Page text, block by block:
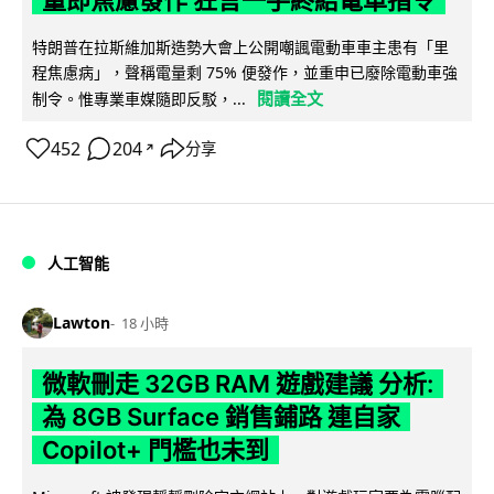
特朗普在拉斯維加斯造勢大會上公開嘲諷電動車車主患有「里
程焦慮病」，聲稱電量剩 75% 便發作，並重申已廢除電動車強
制令。惟專業車媒隨即反駁，...
閱讀全文
452 204 ↗ 分享
人工智能
Lawton 18 小時
微軟刪走 32GB RAM 遊戲建議 分析:
為 8GB Surface 銷售鋪路 連自家
Copilot+ 門檻也未到